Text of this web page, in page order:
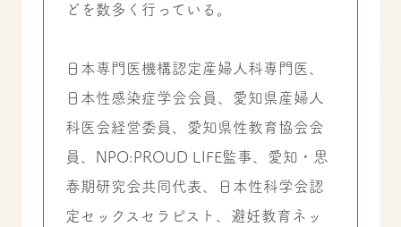
どを数多く行っている。
日本専門医機構認定産婦人科専門医、
日本性感染症学会会員、愛知県産婦人
科医会経営委員、愛知県性教育協会会
員、NPO:PROUD LIFE監事、愛知・思
春期研究会共同代表、日本性科学会認
定セックスセラピスト、避妊教育ネッ